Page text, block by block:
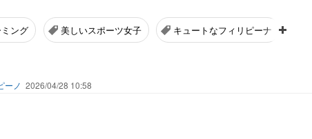
ング 美しいスポーツ女子 キュートなフィリピーナ
ーノ 2026/04/28 10:58